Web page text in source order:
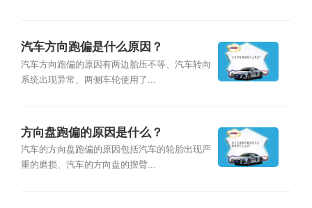
汽车方向跑偏是什么原因？
汽车方向跑偏的原因有两边胎压不等、汽车转向
系统出现异常、两侧车轮使用了...
方向盘跑偏的原因是什么？
汽车的方向盘跑偏的原因包括汽车的轮胎出现严
重的磨损、汽车的方向盘的摆臂...